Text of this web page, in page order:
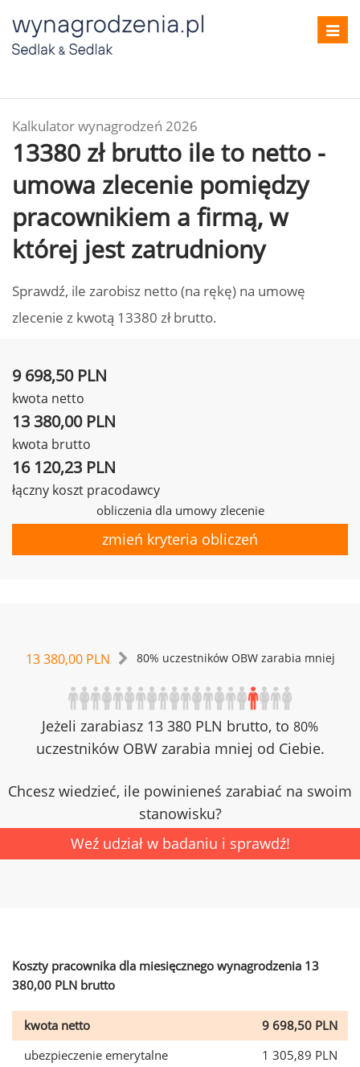
Kalkulator wynagrodzeń 2026
13380 zł brutto ile to netto -
umowa zlecenie pomiędzy
pracownikiem a firmą, w
której jest zatrudniony
Sprawdź, ile zarobisz netto (na rękę) na umowę
zlecenie z kwotą 13380 zł brutto.
9 698,50 PLN
kwota netto
13 380,00 PLN
kwota brutto
16 120,23 PLN
łączny koszt pracodawcy
obliczenia dla umowy zlecenie
zmień kryteria obliczeń
13 380,00 PLN 80% uczestników OBW zarabia mniej
Jeżeli zarabiasz 13 380 PLN brutto, to 80%
uczestników OBW zarabia mniej od Ciebie.
Chcesz wiedzieć, ile powinieneś zarabiać na swoim
stanowisku?
Weź udział w badaniu i sprawdź!
Koszty pracownika dla miesięcznego wynagrodzenia 13
380,00 PLN brutto
kwota netto
9 698,50 PLN
ubezpieczenie emerytalne
1 305,89 PLN